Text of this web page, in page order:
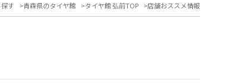
す 青森県のタイヤ館 タイヤ館 弘前TOP 店舗おススメ情報